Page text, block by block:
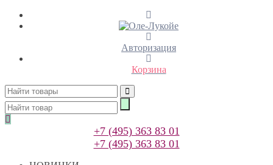
Авторизация
Корзина
+7 (495) 363 83 01
+7 (495) 363 83 01